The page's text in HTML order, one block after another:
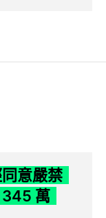
意嚴禁
345 萬